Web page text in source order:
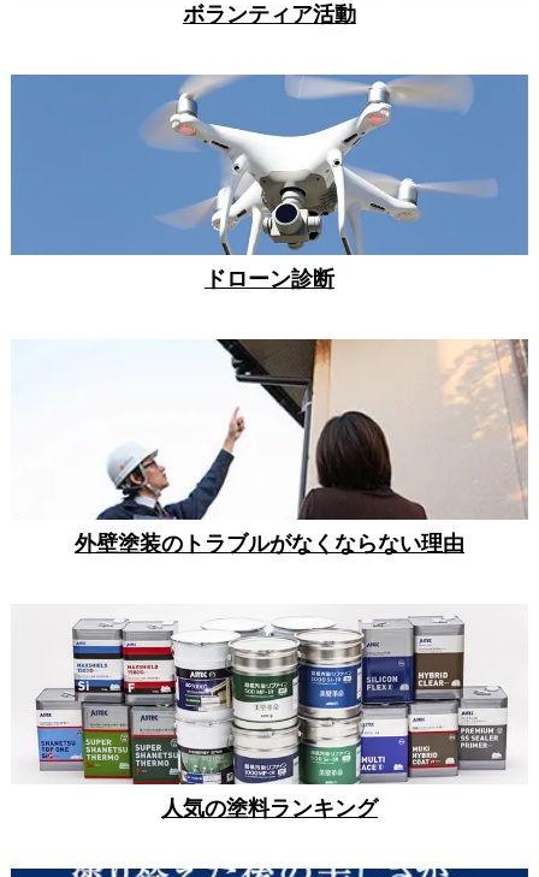
ボランティア活動
ドローン診断
外壁塗装のトラブルがなくならない理由
人気の塗料ランキング